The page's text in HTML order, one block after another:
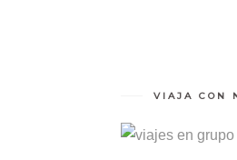
VIAJA CON